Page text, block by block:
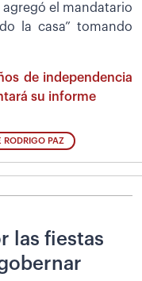
agregó el mandatario
la casa” tomando
de independencia
su informe
RODRIGO PAZ
las fiestas